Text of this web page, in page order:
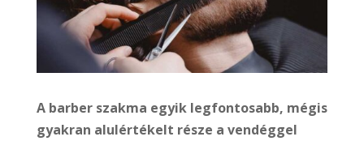
A barber szakma egyik legfontosabb, mégis
gyakran alulértékelt része a vendéggel